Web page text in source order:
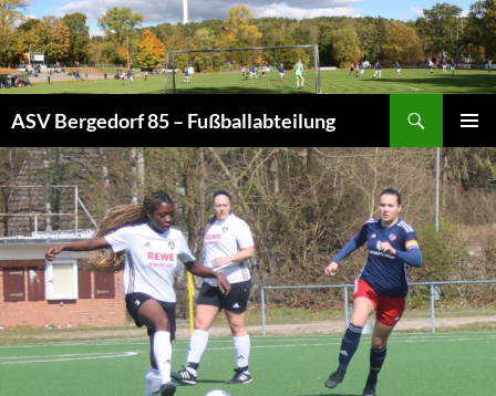
Zum
Inhalt
springen
ASV Bergedorf 85 – Fußballabteilung
MENÜ